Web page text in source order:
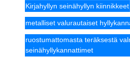
Kirjahyllyn seinähyllyn kiinnikkeet
metalliset valurautaiset
ruostumattomasta teräksestä
seinähyllykannattimet